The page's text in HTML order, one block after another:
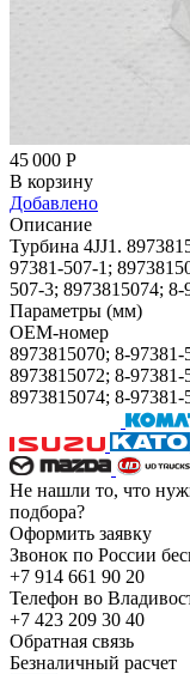
45 000 Р
В корзину
Добавлено
Описание
Турбина 4JJ1.
97381-507-1;
507-3; 8973815074; 8-
Параметры (мм)
OEM-номер
8973815070; 8-
8973815072; 8-
8973815074; 8-97381-
Не нашли то, что
подбора?
Оформить заявку
Звонок по России
+7 914 661 90 20
Телефон во
+7 423 209 30 40
Обратная связь
Безналичный расчет